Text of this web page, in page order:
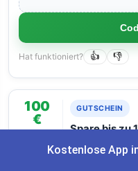
Hat funktioniert? 👍 👎
100
€
GUTSCHEIN
Spare bis zu
Frühbeet
Kostenlose App